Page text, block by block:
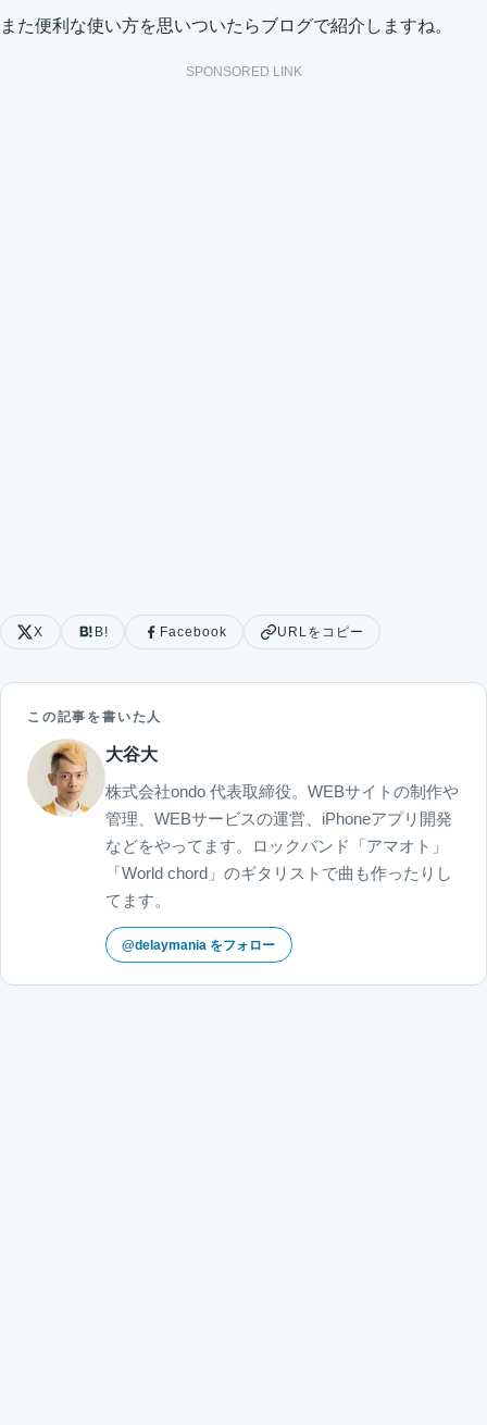
また便利な使い方を思いついたらブログで紹介しますね。
SPONSORED LINK
X B! Facebook URLをコピー
この記事を書いた人
大谷大
株式会社ondo 代表取締役。WEBサイトの制作や
管理、WEBサービスの運営、iPhoneアプリ開発
などをやってます。ロックバンド「アマオト」
「World chord」のギタリストで曲も作ったりし
てます。
@delaymania をフォロー